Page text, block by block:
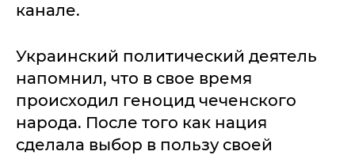
канале.
Украинский политический деятель
напомнил, что в свое время
происходил геноцид чеченского
народа. После того как нация
сделала выбор в пользу своей